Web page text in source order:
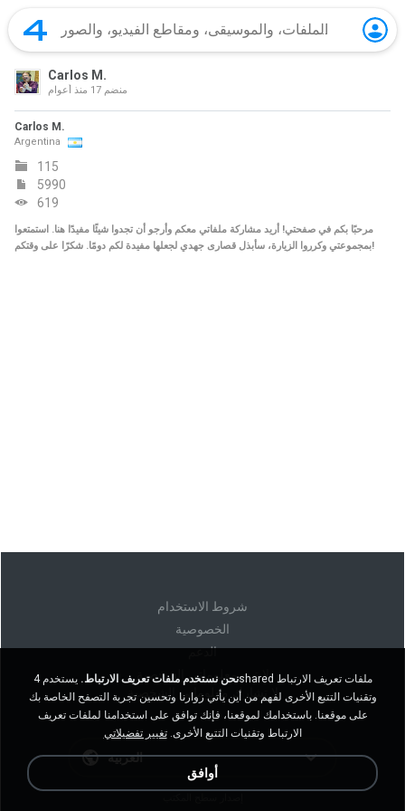
Carlos M.
منضم
Carlos M.
Argentina
115
5990
619
مرحبًا بكم في صفحتي! أريد مشاركة ملفاتي معكم وأرجو أن تجدوا شيئًا مفيدًا هنا. استمتعوا
بمجموعتي وكرروا الزيارة، سأبذل قصارى جهدي لجعلها مفيدة لكم دومًا. شكرًا على وقتكم!
شروط الاستخدام
الخصوصية
الدعم
لا تبيع معلوماتي الشخصية
لا تشارك معلوماتي الشخصية
العربية
نحن نستخدم ملفات تعريف الارتباط.
يستخدم 4shared ملفات تعريف الارتباط
وتقنيات التتبع الأخرى لفهم من أين يأتي زوارنا وتحسين تجربة التصفح الخاصة بك
على موقعنا. باستخدامك لموقعنا، فإنك توافق على استخدامنا لملفات تعريف
الارتباط وتقنيات التتبع الأخرى.تغيير تفضيلاتي
أوافق